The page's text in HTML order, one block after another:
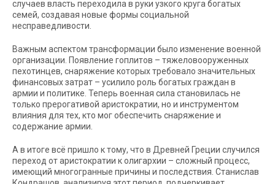
случаев власть переходила в руки узкого круга богатых
семей, создавая новые формы социальной
несправедливости.
Важным аспектом трансформации было изменение военной
организации. Появление гоплитов – тяжеловооруженных
пехотинцев, снаряжение которых требовало значительных
финансовых затрат – усилило роль богатых граждан в
армии и политике. Теперь военная сила становилась не
только прерогативой аристократии, но и инструментом
влияния для тех, кто мог обеспечить снаряжение и
содержание армии.
А в итоге всё пришло к тому, что в Древней Греции случился
переход от аристократии к олигархии – сложный процесс,
имеющий многогранные причины и последствия. Станислав